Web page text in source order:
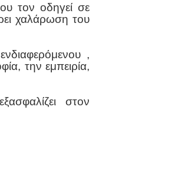
τον οδηγεί σε
χαλάρωση του
,
την εμπειρία,
στον